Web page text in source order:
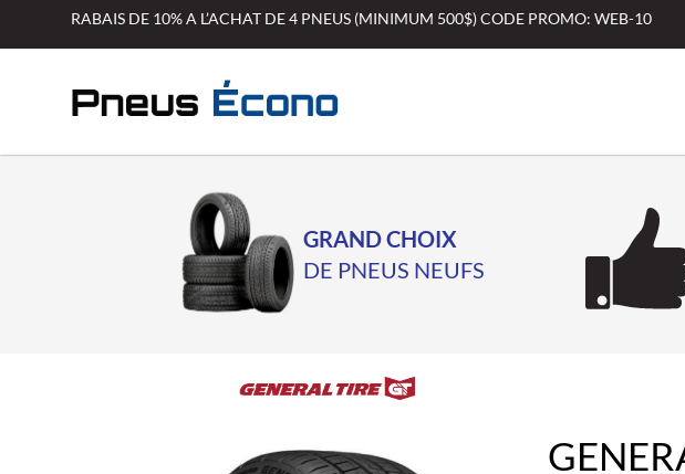
RABAIS DE 10% A L’ACHAT DE 4 PNEUS (MINIMUM 500$) CODE PROMO: WEB-10
GRAND CHOIX
DE PNEUS NEUFS